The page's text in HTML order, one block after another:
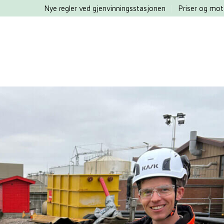
Nye regler ved gjenvinningsstasjonen Priser og